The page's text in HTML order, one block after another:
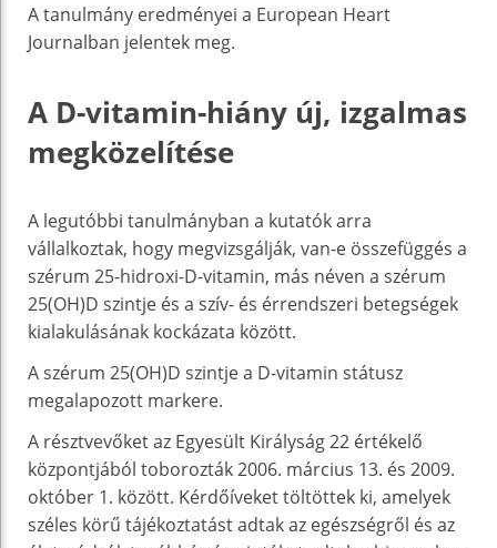
A tanulmány eredményei a European Heart
Journalban jelentek meg.
A D-vitamin-hiány új, izgalmas
megközelítése
A legutóbbi tanulmányban a kutatók arra
vállalkoztak, hogy megvizsgálják, van-e összefüggés a
szérum 25-hidroxi-D-vitamin, más néven a szérum
25(OH)D szintje és a szív- és érrendszeri betegségek
kialakulásának kockázata között.
A szérum 25(OH)D szintje a D-vitamin státusz
megalapozott markere.
A résztvevőket az Egyesült Királyság 22 értékelő
központjából toborozták 2006. március 13. és 2009.
október 1. között. Kérdőíveket töltöttek ki, amelyek
széles körű tájékoztatást adtak az egészségről és az